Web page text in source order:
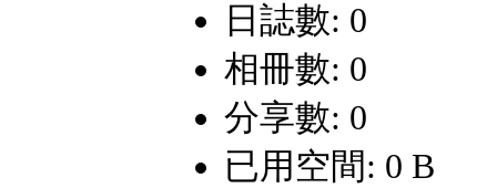
日誌數: 0
相冊數: 0
分享數: 0
已用空間: 0 B